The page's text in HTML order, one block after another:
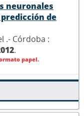
neuronales
de
.- Córdoba :
.
papel.